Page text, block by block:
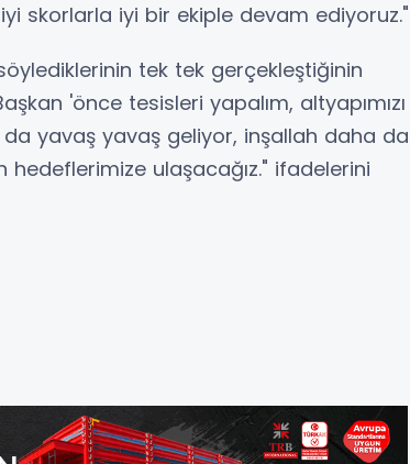
skorlarla iyi bir ekiple devam ediyoruz."
tek tek gerçekleştiğinin
'önce tesisleri yapalım, altyapımızı
da yavaş yavaş geliyor, inşallah daha da
hedeflerimize ulaşacağız." ifadelerini